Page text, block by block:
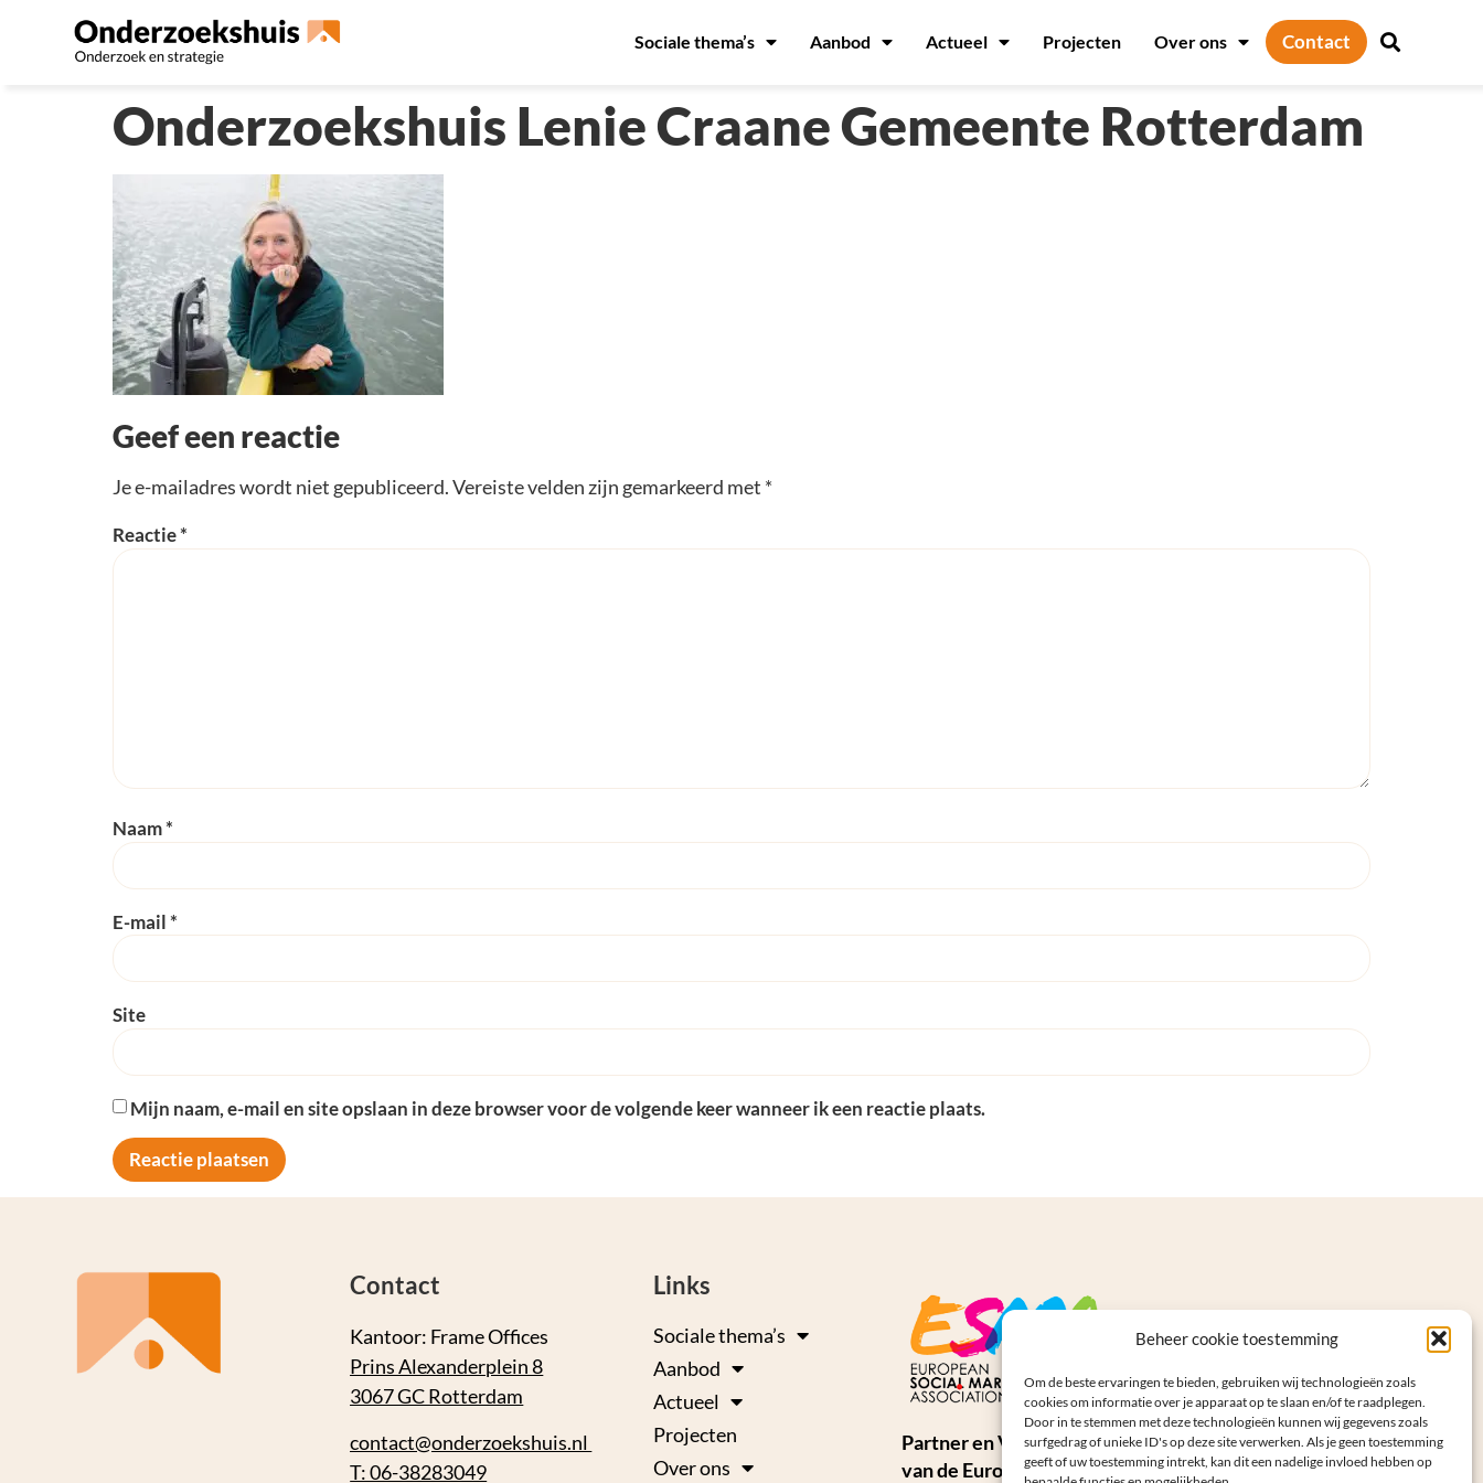
Beheer cookie toestemming
Om de beste ervaringen te bieden, gebruiken wij technologieën zoals
cookies om informatie over je apparaat op te slaan en/of te raadplegen.
Door in te stemmen met deze technologieën kunnen wij gegevens zoals
surfgedrag of unieke ID's op deze site verwerken. Als je geen toestemming
geeft of uw toestemming intrekt, kan dit een nadelige invloed hebben op
Sociale thema’s Aanbod Actueel Projecten Over ons Contact
Onderzoekshuis Lenie Craane Gemeente Rotterdam
Geef een reactie
Je e-mailadres wordt niet gepubliceerd.Vereiste velden zijn gemarkeerd met *
Reactie*
Naam*
E-mail*
Site
Mijn naam, e-mail en site opslaan in deze browser voor de volgende keer wanneer ik een reactie plaats.
Contact
Kantoor: Frame Offices
Prins Alexanderplein 8
3067 GC Rotterdam
contact@onderzoekshuis.nl
T: 06-38283049
Links
Sociale thema’s
Aanbod
Actueel
Projecten
Over ons
Partner en Vertegenwoordiger
van de European Social